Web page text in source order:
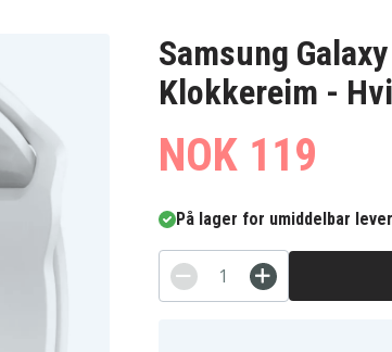
Samsung
Klokkereim -
NOK 119
På lager for umiddelbar